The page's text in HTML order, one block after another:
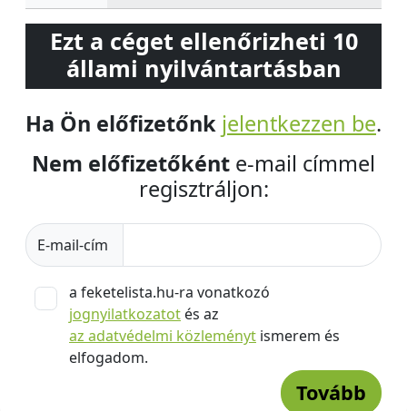
Ezt a céget ellenőrizheti 10
állami nyilvántartásban
Ha Ön előfizetőnk jelentkezzen be.
Nem előfizetőként e-mail címmel
regisztráljon:
E-mail-cím
a feketelista.hu-ra vonatkozó
jognyilatkozatot és az
az adatvédelmi közleményt ismerem és
elfogadom.
Tovább